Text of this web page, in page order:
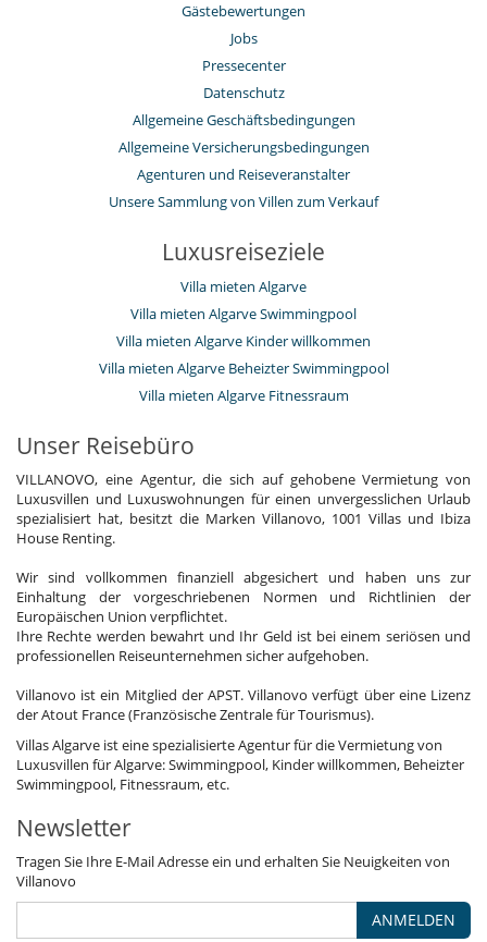
Gästebewertungen
Jobs
Pressecenter
Datenschutz
Allgemeine Geschäftsbedingungen
Allgemeine Versicherungsbedingungen
Agenturen und Reiseveranstalter
Unsere Sammlung von Villen zum Verkauf
Luxusreiseziele
Villa mieten Algarve
Villa mieten Algarve Swimmingpool
Villa mieten Algarve Kinder willkommen
Villa mieten Algarve Beheizter Swimmingpool
Villa mieten Algarve Fitnessraum
Unser Reisebüro
VILLANOVO, eine Agentur, die sich auf gehobene Vermietung von
Luxusvillen und Luxuswohnungen für einen unvergesslichen Urlaub
spezialisiert hat, besitzt die Marken Villanovo, 1001 Villas und Ibiza
House Renting.
Wir sind vollkommen finanziell abgesichert und haben uns zur
Einhaltung der vorgeschriebenen Normen und Richtlinien der
Europäischen Union verpflichtet.
Ihre Rechte werden bewahrt und Ihr Geld ist bei einem seriösen und
professionellen Reiseunternehmen sicher aufgehoben.
Villanovo ist ein Mitglied der APST. Villanovo verfügt über eine Lizenz
der Atout France (Französische Zentrale für Tourismus).
Villas Algarve ist eine spezialisierte Agentur für die Vermietung von
Luxusvillen für Algarve: Swimmingpool, Kinder willkommen, Beheizter
Swimmingpool, Fitnessraum, etc.
Newsletter
Tragen Sie Ihre E-Mail Adresse ein und erhalten Sie Neuigkeiten von
Villanovo
ANMELDEN